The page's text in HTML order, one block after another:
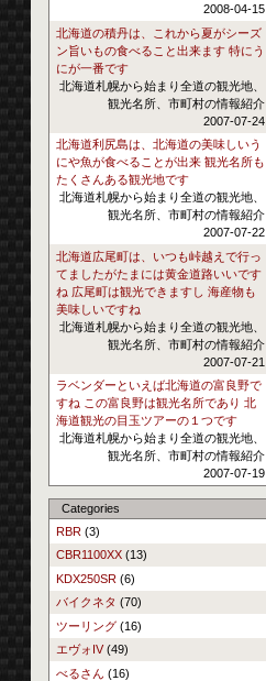
2008-04-15
北海道の積丹は、これから夏がシーズ
ン旨いもの食べること出来ます 特にう
にが一番です
北海道札幌から始まり全道の観光地、
観光名所、市町村の情報紹介
2007-07-24
北海道利尻島は、北海道の美味しいう
にや魚が食べることが出来 観光名所も
たくさんある観光地です
北海道札幌から始まり全道の観光地、
観光名所、市町村の情報紹介
2007-07-22
北海道広尾町は、いつも峠越えで行っ
てましたがたまには黄金道路いいです
ね 広尾町は観光できますし 海産物も
美味しいですね
北海道札幌から始まり全道の観光地、
観光名所、市町村の情報紹介
2007-07-21
ラベンダーといえば北海道の富良野で
すね この富良野は観光名所であり 北
海道観光の目玉ツアーの１つです
北海道札幌から始まり全道の観光地、
観光名所、市町村の情報紹介
2007-07-19
Categories
RBR(3)
CBR1100XX(13)
KDX250SR(6)
バイクネタ (70)
ツーリング(16)
エヴォIV(49)
べるさん (16)